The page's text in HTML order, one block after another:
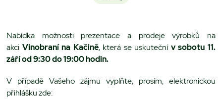
Nabídka možnosti prezentace a prodeje výrobků na
akci Vinobraní na Kačině, která se uskuteční v sobotu 11.
září od 9:30 do 19:00 hodin.
V případě Vašeho zájmu vyplňte, prosím, elektronickou
přihlášku zde: